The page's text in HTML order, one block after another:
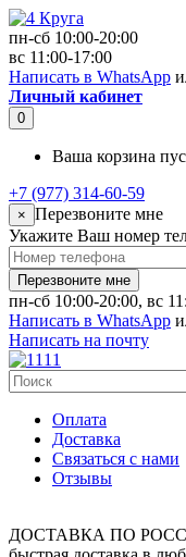
пн-сб 10:00-20:00
вс 11:00-17:00
Написать в WhatsApp
Личный кабинет
0
Ваша корзина
+7 (977) 314-60-59
× Перезвоните мне
Укажите Ваш номер
Перезвоните мне
пн-сб 10:00-20:00, вс
Написать в WhatsApp
Написать на почту
Оплата
Доставка
Связаться с нами
Отзывы
ДОСТАВКА ПО